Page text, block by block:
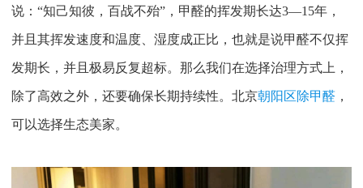
说： “知己知彼，百战不殆” ，甲醛的挥发期长达3—15年，
并且其挥发速度和温度、湿度成正比，也就是说甲醛不仅挥
发期长，并且极易反复超标。那么我们在选择治理方式上，
除了高效之外，还要确保长期持续性。北京朝阳区除甲醛 ，
可以选择生态美家。